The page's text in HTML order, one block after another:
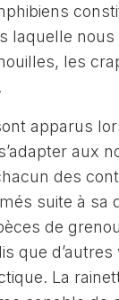
laquelle nous
les
apparus
aux
des
suite à sa
de
que
La